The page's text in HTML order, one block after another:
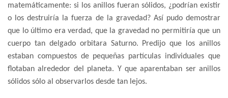
matemáticamente: si los anillos fueran sólidos, ¿podrían existir
o los destruiría la fuerza de la gravedad? Así pudo demostrar
que lo último era verdad, que la gravedad no permitiría que un
cuerpo tan delgado orbitara Saturno. Predijo que los anillos
estaban compuestos de pequeñas partículas individuales que
flotaban alrededor del planeta. Y que aparentaban ser anillos
sólidos sólo al observarlos desde tan lejos.